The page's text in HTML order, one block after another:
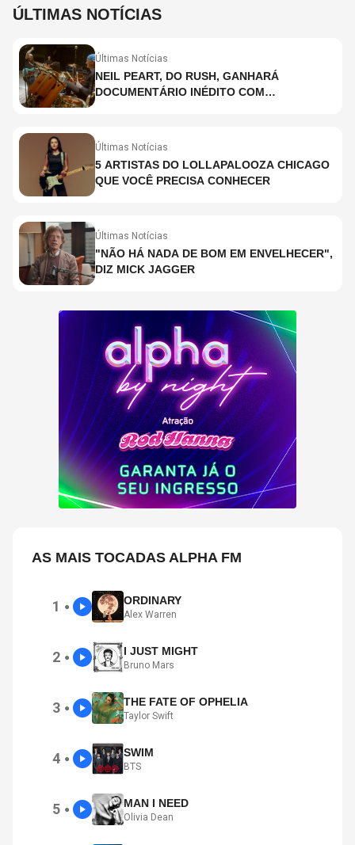
ÚLTIMAS NOTÍCIAS
Últimas Notícias
NEIL PEART, DO RUSH, GANHARÁ
DOCUMENTÁRIO INÉDITO COM
Últimas Notícias
5 ARTISTAS DO LOLLAPALOOZA CHICAGO
QUE VOCÊ PRECISA CONHECER
Últimas Notícias
"NÃO HÁ NADA DE BOM EM ENVELHECER",
DIZ MICK JAGGER
AS MAIS TOCADAS ALPHA FM
1 ● ORDINARY
Alex Warren
2 ● I JUST MIGHT
Bruno Mars
3 ● THE FATE OF OPHELIA
Taylor Swift
4 ● SWIM
BTS
5 ● MAN I NEED
Olivia Dean